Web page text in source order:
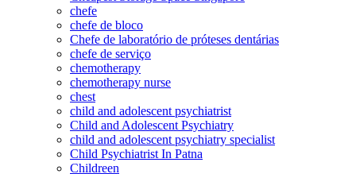
chefe
chefe de bloco
Chefe de laboratório de próteses dentárias
chefe de serviço
chemotherapy
chemotherapy nurse
chest
child and adolescent psychiatrist
Child and Adolescent Psychiatry
child and adolescent psychiatry specialist
Child Psychiatrist In Patna
Childreen